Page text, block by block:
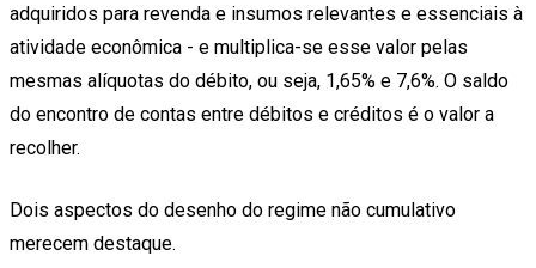
adquiridos para revenda e insumos relevantes e essenciais à
atividade econômica - e multiplica-se esse valor pelas
mesmas alíquotas do débito, ou seja, 1,65% e 7,6%. O saldo
do encontro de contas entre débitos e créditos é o valor a
recolher.
Dois aspectos do desenho do regime não cumulativo
merecem destaque.